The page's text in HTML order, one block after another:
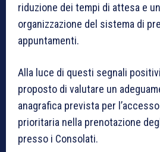
riduzione dei tempi di attesa e
organizzazione del sistema di
appuntamenti.
Alla luce di questi segnali
proposto di valutare un
anagrafica prevista per
prioritaria nella prenotazione
presso i Consolati.